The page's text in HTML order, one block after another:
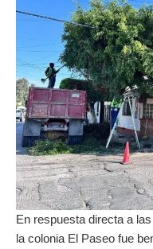
En respuesta directa a
la colonia El Paseo fue